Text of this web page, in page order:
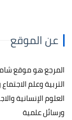
عن الموقع
المرجع هو موقع
التربية وعلم
العلوم الإنسانية
ورسائل علمية